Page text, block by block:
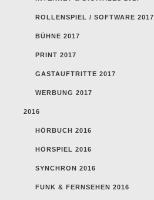
ROLLENSPIEL / SOFTWARE 2017
BÜHNE 2017
PRINT 2017
GASTAUFTRITTE 2017
WERBUNG 2017
2016
HÖRBUCH 2016
HÖRSPIEL 2016
SYNCHRON 2016
FUNK & FERNSEHEN 2016